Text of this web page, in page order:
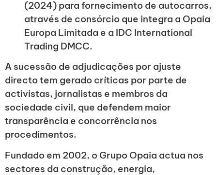
(2024) para fornecimento de autocarros,
através de consórcio que integra a Opaia
Europa Limitada e a IDC International
Trading DMCC.
A sucessão de adjudicações por ajuste
directo tem gerado críticas por parte de
activistas, jornalistas e membros da
sociedade civil, que defendem maior
transparência e concorrência nos
procedimentos.
Fundado em 2002, o Grupo Opaia actua nos
sectores da construção, energia,